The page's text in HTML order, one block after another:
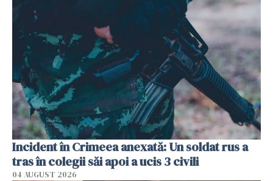
Incident în Crimeea anexată: Un soldat rus a
tras în colegii săi apoi a ucis 3 civili
04 AUGUST 2026